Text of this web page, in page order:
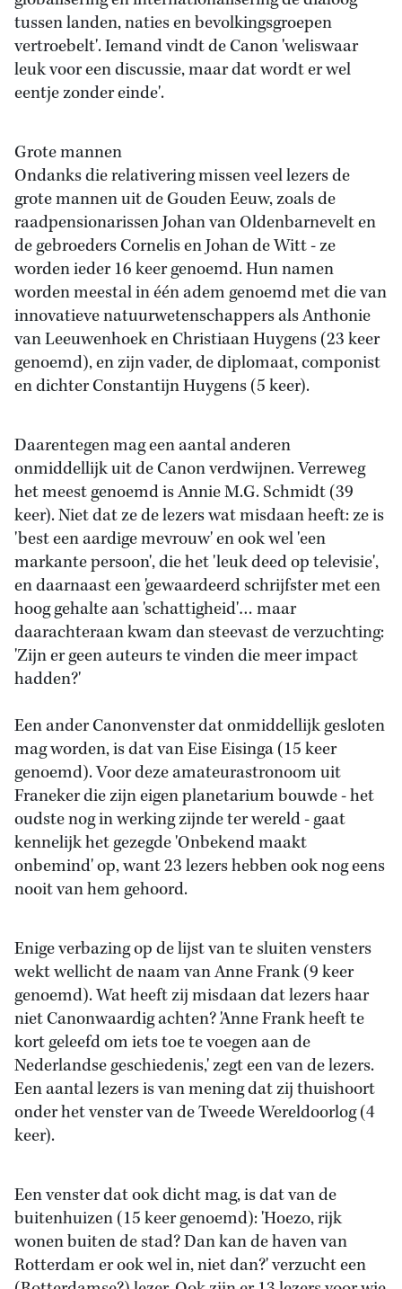
tussen landen, naties en bevolkingsgroepen
vertroebelt'. Iemand vindt de Canon 'weliswaar
leuk voor een discussie, maar dat wordt er wel
eentje zonder einde'.
Grote mannen
Ondanks die relativering missen veel lezers de
grote mannen uit de Gouden Eeuw, zoals de
raadpensionarissen Johan van Oldenbarnevelt en
de gebroeders Cornelis en Johan de Witt - ze
worden ieder 16 keer genoemd. Hun namen
worden meestal in één adem genoemd met die van
innovatieve natuurwetenschappers als Anthonie
van Leeuwenhoek en Christiaan Huygens (23 keer
genoemd), en zijn vader, de diplomaat, componist
en dichter Constantijn Huygens (5 keer).
Daarentegen mag een aantal anderen
onmiddellijk uit de Canon verdwijnen. Verreweg
het meest genoemd is Annie M.G. Schmidt (39
keer). Niet dat ze de lezers wat misdaan heeft: ze is
'best een aardige mevrouw' en ook wel 'een
markante persoon', die het 'leuk deed op televisie',
en daarnaast een 'gewaardeerd schrijfster met een
hoog gehalte aan 'schattigheid'… maar
daarachteraan kwam dan steevast de verzuchting:
'Zijn er geen auteurs te vinden die meer impact
hadden?'
Een ander Canonvenster dat onmiddellijk gesloten
mag worden, is dat van Eise Eisinga (15 keer
genoemd). Voor deze amateurastronoom uit
Franeker die zijn eigen planetarium bouwde - het
oudste nog in werking zijnde ter wereld - gaat
kennelijk het gezegde 'Onbekend maakt
onbemind' op, want 23 lezers hebben ook nog eens
nooit van hem gehoord.
Enige verbazing op de lijst van te sluiten vensters
wekt wellicht de naam van Anne Frank (9 keer
genoemd). Wat heeft zij misdaan dat lezers haar
niet Canonwaardig achten? 'Anne Frank heeft te
kort geleefd om iets toe te voegen aan de
Nederlandse geschiedenis,' zegt een van de lezers.
Een aantal lezers is van mening dat zij thuishoort
onder het venster van de Tweede Wereldoorlog (4
keer).
Een venster dat ook dicht mag, is dat van de
buitenhuizen (15 keer genoemd): 'Hoezo, rijk
wonen buiten de stad? Dan kan de haven van
Rotterdam er ook wel in, niet dan?' verzucht een